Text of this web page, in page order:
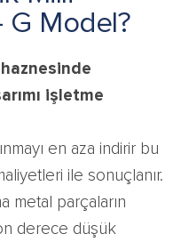
G Model?
işletme
en aza indirir bu
ile sonuçlanır.
metal parçaların
derece düşük